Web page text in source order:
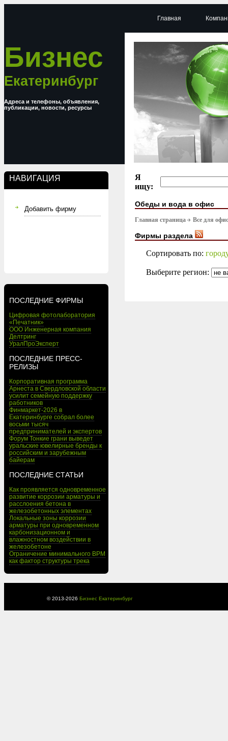
Бизнес
Екатеринбург
Адреса и телефоны, объявления,
публикации, новости, ресурсы
НАВИГАЦИЯ
Добавить фирму
ПОСЛЕДНИЕ ФИРМЫ
Цифровая фотолаборатория
«Печатник»
ООО Инженерная компания
Делтринг
УралПроЭксперт
ПОСЛЕДНИЕ ПРЕСС-
РЕЛИЗЫ
Корпоративная программа
Арнеста в Свердловской области
усилит семейную поддержку
работников
Финмаркет-2026 в
Екатеринбурге собрал более
восьми тысяч
предпринимателей и экспертов
Форум Тонкие грани выведет
уральские ювелирные бренды к
российским и зарубежным
байерам
ПОСЛЕДНИЕ СТАТЬИ
Как проявляется одновременное
развитие коррозии арматуры и
расслоения бетона в
железобетонных элементах
Локальные зоны коррозии
арматуры при одновременном
карбонизационном и
влажностном воздействии в
железобетоне
Ограничение минимального BPM
как фактор структуры трека
Главная
Я
ищу:
Обеды и вода в офис
Главная страница Все для
Фирмы раздела
Сортировать по:
Выберите регион:
© 2013-2026 Бизнес Екатеринбург